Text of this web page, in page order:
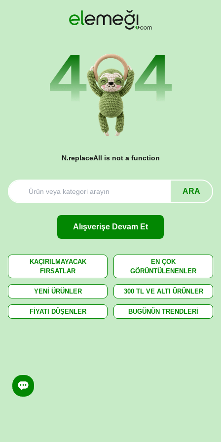
N.replaceAll is not a function
ARA
Alışverişe Devam Et
KAÇIRILMAYACAK
FIRSATLAR
EN ÇOK
GÖRÜNTÜLENENLER
YENİ ÜRÜNLER 300 TL VE ALTI ÜRÜNLER
FİYATI DÜŞENLER BUGÜNÜN TRENDLERİ